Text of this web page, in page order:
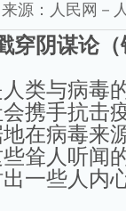
来源：人民网－
穿阴谋论
与病毒
携手抗击
在病毒来
耸人听闻
一些人内